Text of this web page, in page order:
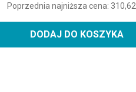
Poprzednia najniższa cena: 310,62
DODAJ DO KOSZYKA